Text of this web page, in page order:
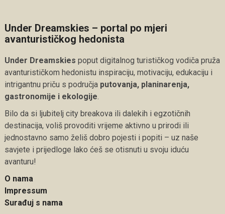
Under Dreamskies – portal po mjeri
avanturističkog hedonista
Under Dreamskies poput digitalnog turističkog vodiča pruža
avanturističkom hedonistu inspiraciju, motivaciju, edukaciju i
intrigantnu priču s područja putovanja, planinarenja,
gastronomije i ekologije.
Bilo da si ljubitelj city breakova ili dalekih i egzotičnih
destinacija, voliš provoditi vrijeme aktivno u prirodi ili
jednostavno samo želiš dobro pojesti i popiti – uz naše
savjete i prijedloge lako ćeš se otisnuti u svoju iduću
avanturu!
O nama
Impressum
Surađuj s nama